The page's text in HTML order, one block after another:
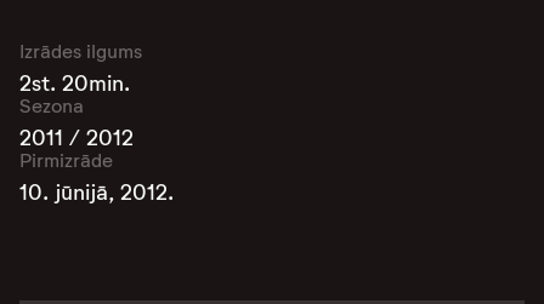
Izrādes ilgums
2st. 20min.
Sezona
2011 / 2012
Pirmizrāde
10. jūnijā, 2012.